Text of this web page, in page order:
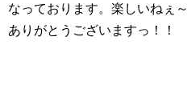
なっております。楽しいねぇ
ありがとうございますっ！！